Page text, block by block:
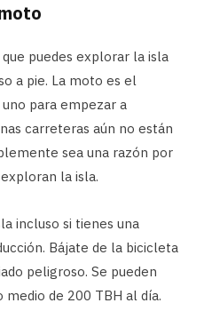
puedes explorar la isla
a pie. La moto es el
para empezar a
carreteras aún no están
sea una razón por
la isla.
incluso si tienes una
Bájate de la bicicleta
peligroso. Se pueden
de 200 TBH al día.